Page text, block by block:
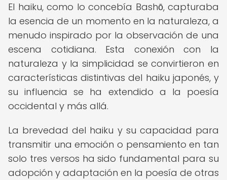
El haiku, como lo concebía Bashō, capturaba
la esencia de un momento en la naturaleza, a
menudo inspirado por la observación de una
escena cotidiana. Esta conexión con la
naturaleza y la simplicidad se convirtieron en
características distintivas del haiku japonés, y
su influencia se ha extendido a la poesía
occidental y más allá.
La brevedad del haiku y su capacidad para
transmitir una emoción o pensamiento en tan
solo tres versos ha sido fundamental para su
adopción y adaptación en la poesía de otras